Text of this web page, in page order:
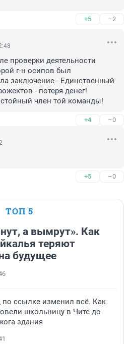
+5 –2
проверки деятельности
г-н осипов был
заключение - Единственный
- потеря денег!
член той команды!
+4 –0
+5 –0
ТОП 5
а вымрут». Как
теряют
будущее
по ссылке изменил всё. Как
школьницу в Чите до
здания